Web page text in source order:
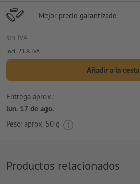
Mejor precio garantizado
sin IVA
incl. 21% IVA
Añadir a la cesta
Entrega aprox.:
lun. 17 de ago.
Peso: aprox. 50 g
Productos relacionados